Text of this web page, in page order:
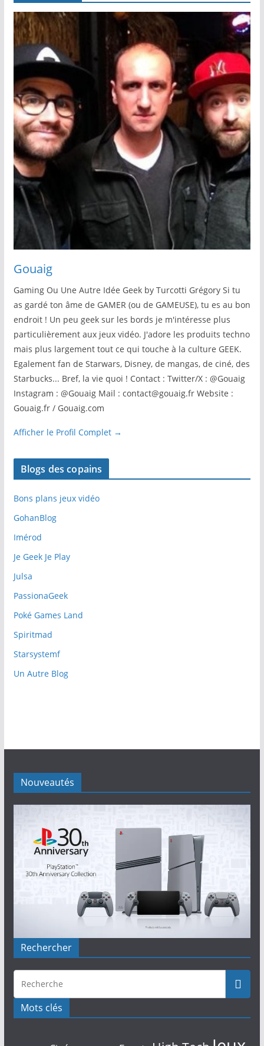
Gouaig
Gaming Ou Une Autre Idée Geek by Turcotti Grégory Si tu
as gardé ton âme de GAMER (ou de GAMEUSE), tu es au bon
endroit ! Un peu geek sur les bords je m'intéresse plus
particulièrement aux jeux vidéo. J'adore les produits techno
mais plus largement tout ce qui touche à la culture GEEK.
Egalement fan de Starwars, Disney, de mangas, de ciné, des
Starbucks... Bref, la vie quoi ! Contact : Twitter/X : @Gouaig
Instagram : @Gouaig Mail : contact@gouaig.fr Website :
Gouaig.fr / Gouaig.com
Afficher le Profil Complet →
Blogs des copains
Bons plans jeux vidéo
GohanBlog
Imérod
Je Geek Je Play
Julsa
PassionaGeek
Poké Games Land
Spiritmad
Starsystemf
Un Autre Blog
Nouveautés
Rechercher
Mots clés